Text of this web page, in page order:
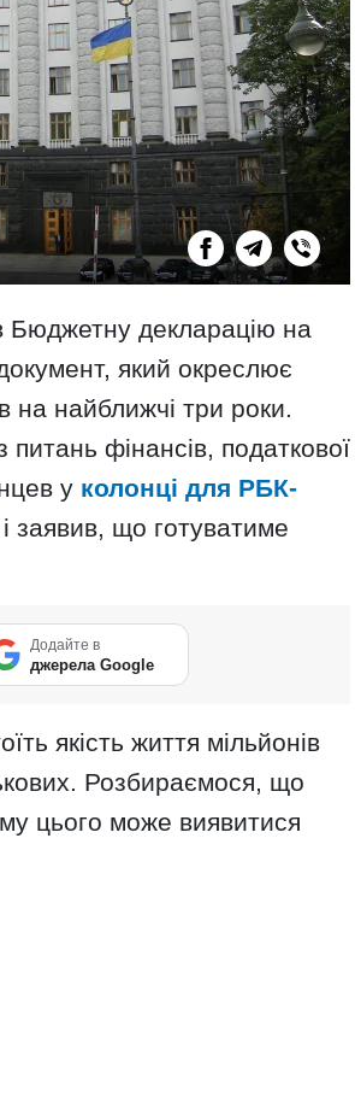
Бюджетну декларацію на
який окреслює
на найближчі три роки.
фінансів, податкової
у колонці для РБК-
заявив, що готуватиме
Додайте в
джерела Google
якість життя мільйонів
Розбираємося, що
цього може виявитися